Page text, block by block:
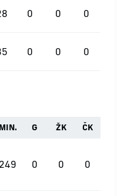
0 0 0
0 0 0
MIN. G ŽK ČK
249 0 0 0